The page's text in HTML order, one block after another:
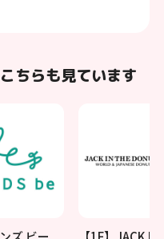
ちらも見ています